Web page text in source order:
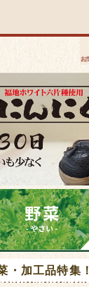
・加工品特集！